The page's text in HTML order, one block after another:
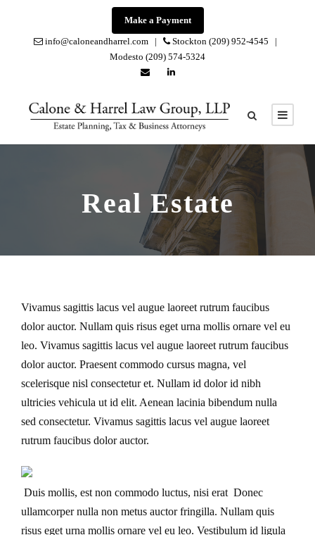
Make a Payment
info@caloneandharrel.com |
Stockton (209) 952-4545 |
Modesto (209) 574-5324
Real Estate
Vivamus sagittis lacus vel augue laoreet rutrum faucibus
dolor auctor. Nullam quis risus eget urna mollis ornare vel eu
leo. Vivamus sagittis lacus vel augue laoreet rutrum faucibus
dolor auctor. Praesent commodo cursus magna, vel
scelerisque nisl consectetur et. Nullam id dolor id nibh
ultricies vehicula ut id elit. Aenean lacinia bibendum nulla
sed consectetur. Vivamus sagittis lacus vel augue laoreet
rutrum faucibus dolor auctor.
Duis mollis, est non commodo luctus, nisi erat Donec
ullamcorper nulla non metus auctor fringilla. Nullam quis
risus eget urna mollis ornare vel eu leo. Vestibulum id ligula